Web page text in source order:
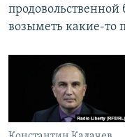
возыметь какие-то